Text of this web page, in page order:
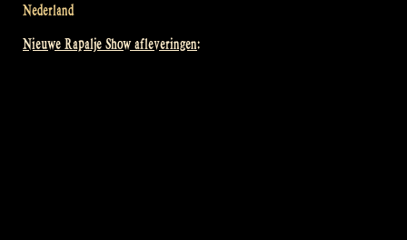
Nederland
Nieuwe Rapalje Show afleveringen: